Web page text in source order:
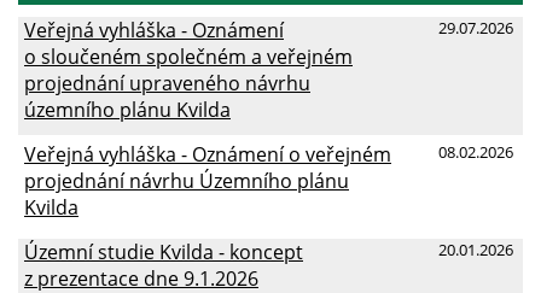
29.07.2026
Veřejná vyhláška - Oznámení
o sloučeném společném a veřejném
projednání upraveného návrhu
územního plánu Kvilda
08.02.2026
Veřejná vyhláška - Oznámení o veřejném
projednání návrhu Územního plánu
Kvilda
20.01.2026
Územní studie Kvilda - koncept
z prezentace dne 9.1.2026